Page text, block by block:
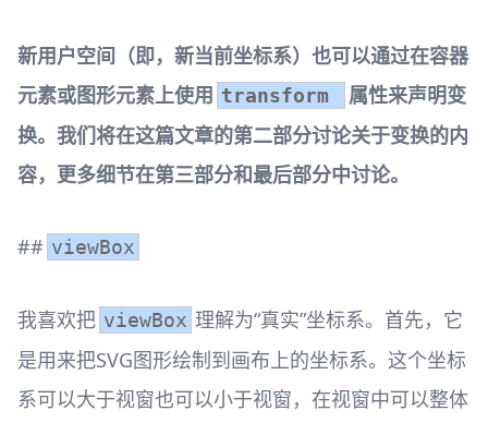
新用户空间（即，新当前坐标系）也可以通过在容器
元素或图形元素上使用 transform
属性来声明变
换。我们将在这篇文章的第二部分讨论关于变换的内
容，更多细节在第三部分和最后部分中讨论。
## viewBox
我喜欢把 viewBox 理解为“真实”坐标系。首先，它
是用来把SVG图形绘制到画布上的坐标系。这个坐标
系可以大于视窗也可以小于视窗，在视窗中可以整体